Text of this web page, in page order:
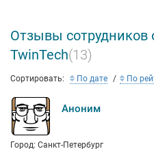
Отзывы сотрудников
TwinTech(13)
Сортировать: По дате По
Аноним
Город: Санкт-Петербург